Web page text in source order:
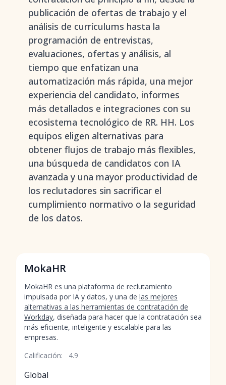
publicación de ofertas de trabajo y el
análisis de currículums hasta la
programación de entrevistas,
evaluaciones, ofertas y análisis, al
tiempo que enfatizan una
automatización más rápida, una mejor
experiencia del candidato, informes
más detallados e integraciones con su
ecosistema tecnológico de RR. HH. Los
equipos eligen alternativas para
obtener flujos de trabajo más flexibles,
una búsqueda de candidatos con IA
avanzada y una mayor productividad de
los reclutadores sin sacrificar el
cumplimiento normativo o la seguridad
de los datos.
MokaHR
MokaHR es una plataforma de reclutamiento
impulsada por IA y datos, y una de las mejores
alternativas a las herramientas de contratación de
Workday, diseñada para hacer que la contratación sea
más eficiente, inteligente y escalable para las
empresas.
Calificación:
4.9
Global